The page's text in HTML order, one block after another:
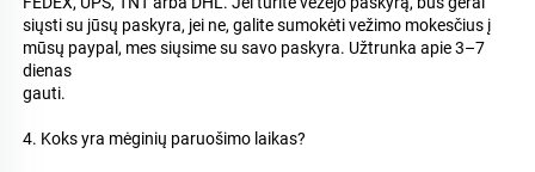
siųsti su jūsų paskyra, jei ne, galite sumokėti vežimo mokesčius į
mūsų paypal, mes siųsime su savo paskyra. Užtrunka apie 3–7
dienas
gauti.
4. Koks yra mėginių paruošimo laikas?